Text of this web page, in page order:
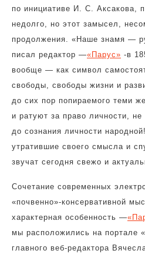
по инициативе И. С. Аксакова,
недолго, но этот замысел,
продолжения. «Наше знамя —
писал редактор —«Парус» -в
вообще — как символ
свободы, свободы жизни и
до сих пор попираемого теми
и ратуют за право личности, не
до сознания личности
утратившие своего смысла и
звучат сегодня свежо и
Сочетание современных
«почвенно»-консервативной
характерная особенность —
мы расположились на портале
главного веб-редактора